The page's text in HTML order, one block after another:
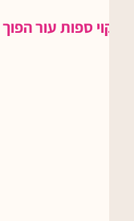
ניקוי ספות עור הפוך